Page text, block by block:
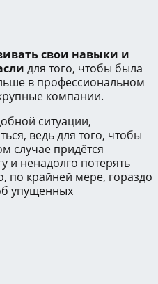
свои навыки и
для того, чтобы была
в профессиональном
компании.
ситуации,
ведь для того, чтобы
случае придётся
и ненадолго потерять
по крайней мере, гораздо
упущенных